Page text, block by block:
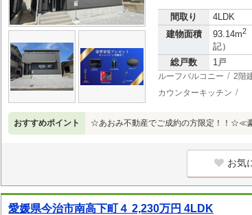
間取り
4LDK
建物面積
93.14m2
記）
総戸数
1戸
ルーフバルコニー 2階
カウンターキッチン
おすすめポイント ☆あおみ不動産でご成約の方限定！！☆≪
お気
愛媛県今治市南高下町４ 2,230万円 4LDK